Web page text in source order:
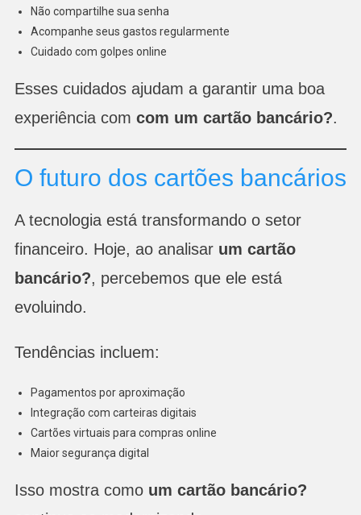
Não compartilhe sua senha
Acompanhe seus gastos regularmente
Cuidado com golpes online
Esses cuidados ajudam a garantir uma boa
experiência com com um cartão bancário?.
O futuro dos cartões bancários
A tecnologia está transformando o setor
financeiro. Hoje, ao analisar um cartão
bancário?, percebemos que ele está
evoluindo.
Tendências incluem:
Pagamentos por aproximação
Integração com carteiras digitais
Cartões virtuais para compras online
Maior segurança digital
Isso mostra comoum cartão bancário?